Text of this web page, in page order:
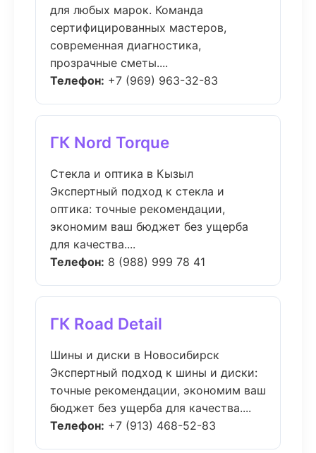
для любых марок. Команда
сертифицированных мастеров,
современная диагностика,
прозрачные сметы....
Телефон: +7 (969) 963-32-83
ГК Nord Torque
Стекла и оптика в Кызыл
Экспертный подход к стекла и
оптика: точные рекомендации,
экономим ваш бюджет без ущерба
для качества....
Телефон: 8 (988) 999 78 41
ГК Road Detail
Шины и диски в Новосибирск
Экспертный подход к шины и диски:
точные рекомендации, экономим ваш
бюджет без ущерба для качества....
Телефон: +7 (913) 468-52-83